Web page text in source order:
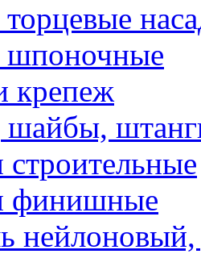
крепеж
шайбы,
строительные
финишные
нейлоновый,